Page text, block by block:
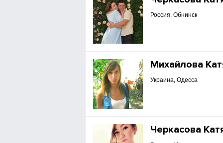
Россия, Обнинск
Михайлова
Украина, Одесса
Черкасова